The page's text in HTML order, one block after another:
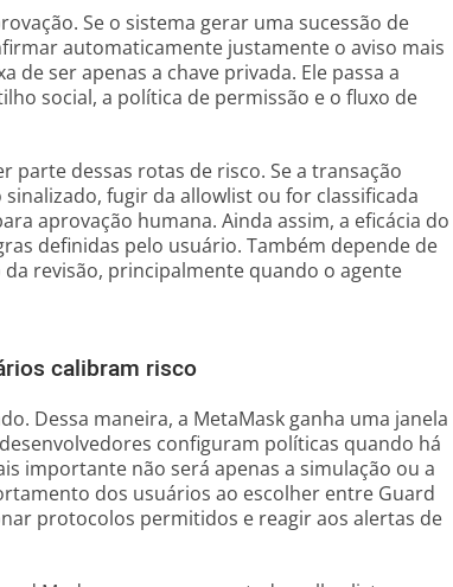
Se o sistema gerar uma sucessão de
automaticamente justamente o aviso mais
de ser apenas a chave privada. Ele passa a
social, a política de permissão e o fluxo de
dessas rotas de risco. Se a transação
fugir da allowlist ou for classificada
aprovação humana. Ainda assim, a eficácia do
definidas pelo usuário. Também depende de
revisão, principalmente quando o agente
calibram risco
Dessa maneira, a MetaMask ganha uma janela
configuram políticas quando há
importante não será apenas a simulação ou a
dos usuários ao escolher entre Guard
protocolos permitidos e reagir aos alertas de